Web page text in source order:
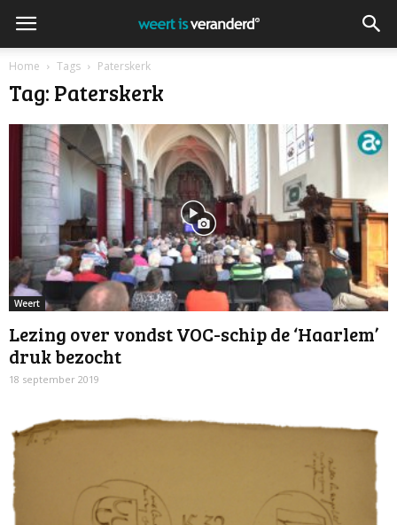
Home Tags Paterskerk
Tag: Paterskerk
Weert
Lezing over vondst VOC-schip de ‘Haarlem’
druk bezocht
18 september 2019